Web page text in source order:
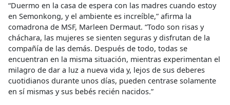
“Duermo en la casa de espera con las madres cuando estoy
en Semonkong, y el ambiente es increíble,” afirma la
comadrona de MSF, Marleen Dermaut. “Todo son risas y
cháchara, las mujeres se sienten seguras y disfrutan de la
compañía de las demás. Después de todo, todas se
encuentran en la misma situación, mientras experimentan el
milagro de dar a luz a nueva vida y, lejos de sus deberes
cuotidianos durante unos días, pueden centrase solamente
en sí mismas y sus bebés recién nacidos.”